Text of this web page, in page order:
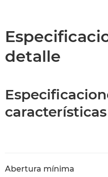
detalle
Abertura mínima